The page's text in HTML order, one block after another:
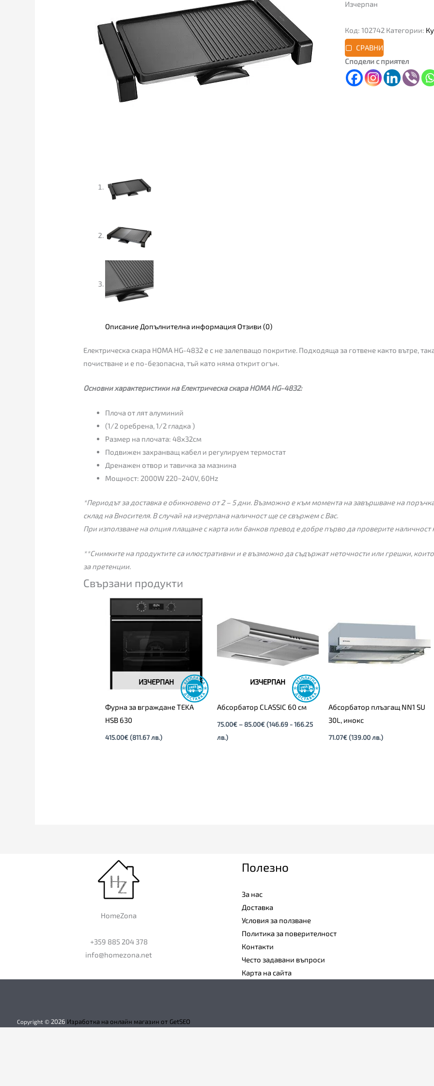
Изчерпан
Код: 102742 Категории:
СРАВНИ
Сподели с приятел
Описание Допълнителна информация Отзиви (0)
Електрическа скара HOMA HG-4832 е с не залепващо покритие. Подходяща за готвене както вътре,
почистване и е по-безопасна, тъй като няма открит огън.
Основни характеристики на Електрическа скара HOMA HG-4832:
Плоча от лят алуминий
(1/2 оребрена, 1/2 гладка )
Размер на плочата: 48х32см
Подвижен захранващ кабел и регулируем термостат
Дренажен отвор и тавичка за мазнина
Мощност: 2000W 220~240V, 60Hz
*Периодът за доставка е обикновено от 2 – 5 дни. Възможно е към момента на завършване на
склад на Вносителя. В случай на изчерпана наличност ще се свържем с Вас.
При използване на опция плащане с карта или банков превод е добре първо да проверите наличност
**Снимките на продуктите са илюстративни и е възможно да съдържат неточности или грешки,
за претенции.
Свързани продукти
ИЗЧЕРПАН
Фурна за вграждане TEKA
HSB 630
415.00€(811.67 лв.)
ИЗЧЕРПАН
Абсорбатор CLASSIC 60 см
75.00€ – 85.00€
85.00€
(146.69 - 166.25
лв.)
Абсорбатор плъзгащ NN1 SU
30L, инокс
71.07€(139.00 лв.)
HomeZona
+359 885 204 378
info@homezona.net
Полезно
За нас
Доставка
Условия за ползване
Политика за поверителност
Контакти
Често задавани въпроси
Карта на сайта
Copyright © 2026 Изработка на онлайн магазин от GetSEO